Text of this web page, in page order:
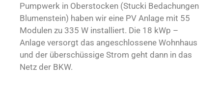
Pumpwerk in Oberstocken (Stucki Bedachungen
Blumenstein) haben wir eine PV Anlage mit 55
Modulen zu 335 W installiert. Die 18 kWp –
Anlage versorgt das angeschlossene Wohnhaus
und der überschüssige Strom geht dann in das
Netz der BKW.